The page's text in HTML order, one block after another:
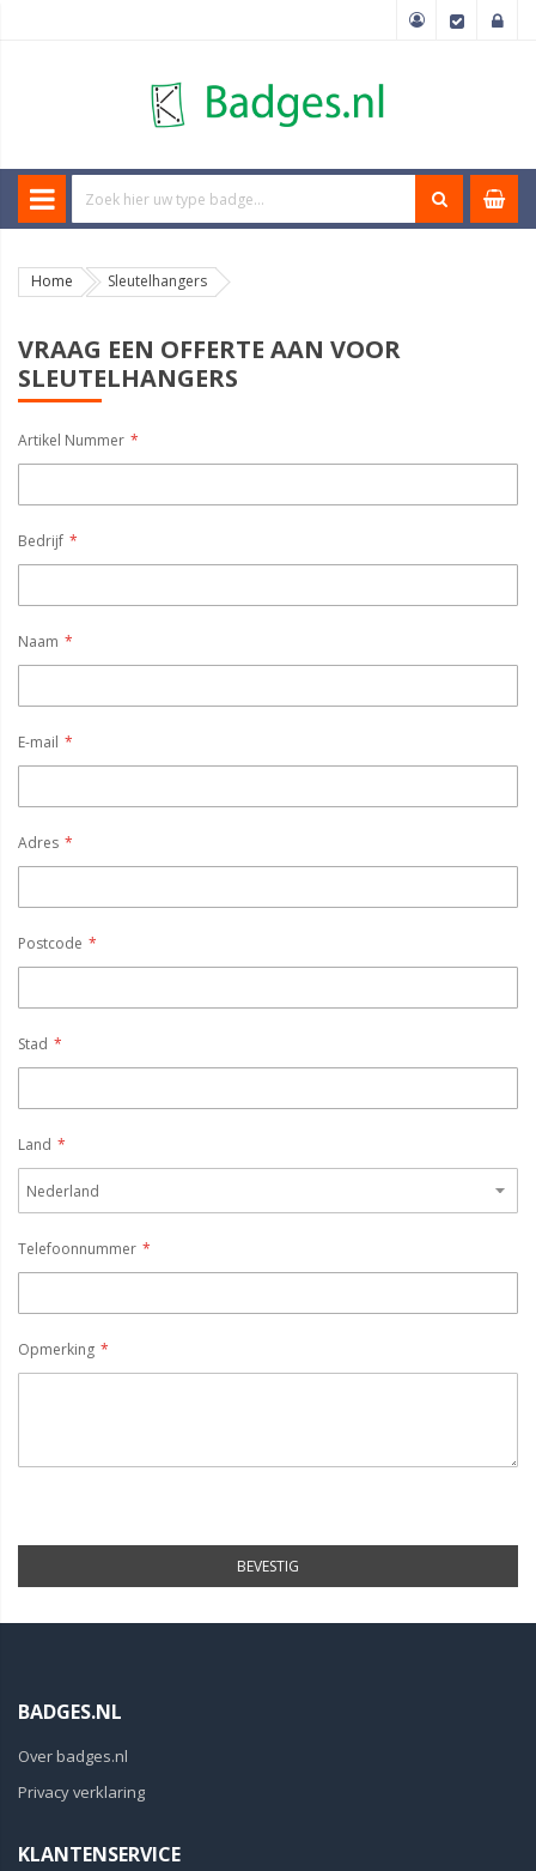
Home Sleutelhangers
VRAAG EEN OFFERTE AAN VOOR
SLEUTELHANGERS
Artikel Nummer
Bedrijf
Naam
E-mail
Adres
Postcode
Stad
Land
Telefoonnummer
Opmerking
BEVESTIG
BADGES.NL
Over badges.nl
Privacy verklaring
KLANTENSERVICE